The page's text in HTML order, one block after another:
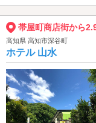
帯屋町商店街から
高知県 高知市深谷町
ホテル 山水